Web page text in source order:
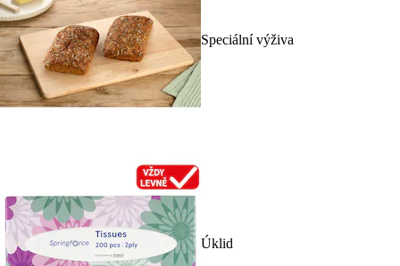
Speciální výživa
Úklid